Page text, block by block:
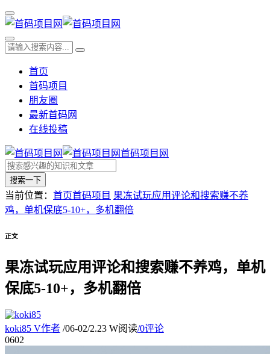
首页
首码项目
朋友圈
最新首码网
在线投稿
首码项目网
搜索一下
当前位置： 首页首码项目 果冻试玩应用评论和搜索赚不养
鸡，单机保底5-10+，多机翻倍
正文
果冻试玩应用评论和搜索赚不养鸡，单机
保底5-10+，多机翻倍
koki85 V作者 /06-02/2.23 W阅读/0评论
0602